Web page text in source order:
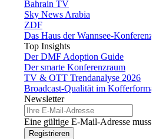
Bahrain TV
Sky News Arabia
ZDF
Das Haus der Wannsee-Konferenz
Top Insights
Der DMF Adoption Guide
Der smarte Konferenzraum
TV & OTT Trendanalyse 2026
Broadcast-Qualität im Kofferformat
Newsletter
Eine gültige E-Mail-Adresse muss
Registrieren